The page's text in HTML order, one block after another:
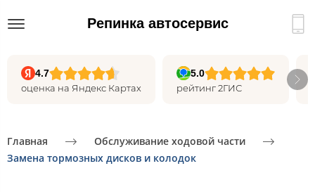
Репинка автосервис
4.7
оценка на Яндекс Картах
5.0
рейтинг 2ГИС
Главная
Обслуживание ходовой части
Замена тормозных дисков и колодок